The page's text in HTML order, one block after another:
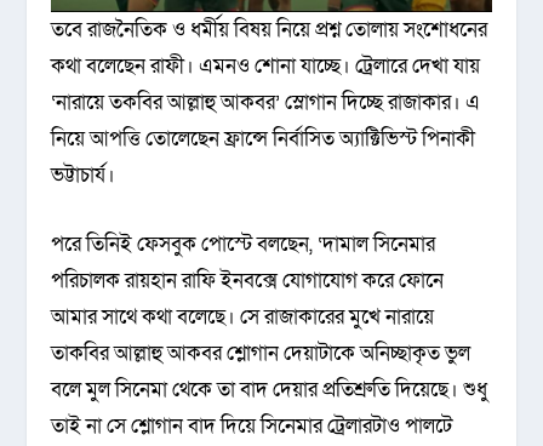
তবে রাজনৈতিক ও ধর্মীয় বিষয় নিয়ে প্রশ্ন তোলায় সংশোধনের
কথা বলেছেন রাফী। এমনও শোনা যাচ্ছে। ট্রেলারে দেখা যায়
‘নারায়ে তকবির আল্লাহু আকবর’ স্লোগান দিচ্ছে রাজাকার। এ
নিয়ে আপত্তি তোলেছেন ফ্রান্সে নির্বাসিত অ্যাক্টিভিস্ট পিনাকী
ভট্টাচার্য।
পরে তিনিই ফেসবুক পোস্টে বলছেন, ‘দামাল সিনেমার
পরিচালক রায়হান রাফি ইনবক্সে যোগাযোগ করে ফোনে
আমার সাথে কথা বলেছে। সে রাজাকারের মুখে নারায়ে
তাকবির আল্লাহু আকবর শ্লোগান দেয়াটাকে অনিচ্ছাকৃত ভুল
বলে মুল সিনেমা থেকে তা বাদ দেয়ার প্রতিশ্রুতি দিয়েছে। শুধু
তাই না সে শ্লোগান বাদ দিয়ে সিনেমার ট্রেলারটাও পালটে